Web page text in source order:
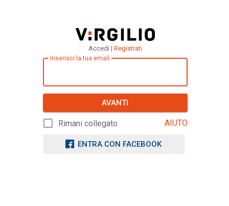
Accedi | Registrati
Inserisci la tua email
AVANTI
Rimani collegato AIUTO
ENTRA CON FACEBOOK